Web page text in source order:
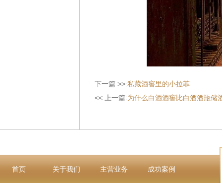
下一篇 >>:私藏酒窖里的小拉菲
<< 上一篇:为什么白酒酒窖比白酒酒瓶储
首页 关于我们 主营业务 成功案例